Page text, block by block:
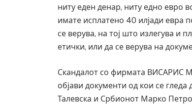
ниту еден денар, ниту едно евро
имате исплатено 40 илјади евра
се верува, на тој што излегува и
етички, или да се верува на
Скандалот со фирмата ВИСАРИС
објави документи од кои се
Талевска и Србионот Марко